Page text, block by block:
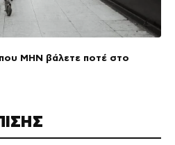
ΜΗΝ βάλετε ποτέ στο